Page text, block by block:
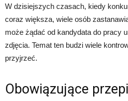
W dzisiejszych czasach, kiedy
coraz większa, wiele osób
może żądać od kandydata do pracy
zdjęcia. Temat ten budzi wiele
przyjrzeć.
Obowiązujące